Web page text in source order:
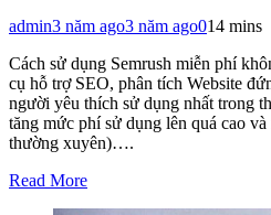
admin3 năm ago3 năm ago014 mins
Cách sử dụng Semrush miễn phí
cụ hỗ trợ SEO, phân tích Website
người yêu thích sử dụng nhất trong
tăng mức phí sử dụng lên quá cao
thường xuyên)….
Read More